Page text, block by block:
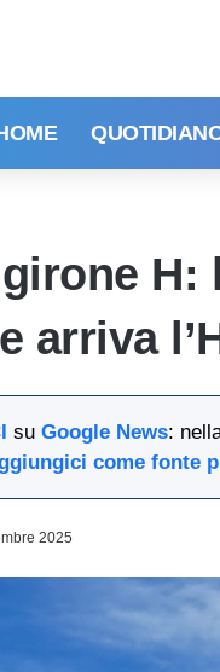
H:
arriva
su Google News:
come fonte
2025